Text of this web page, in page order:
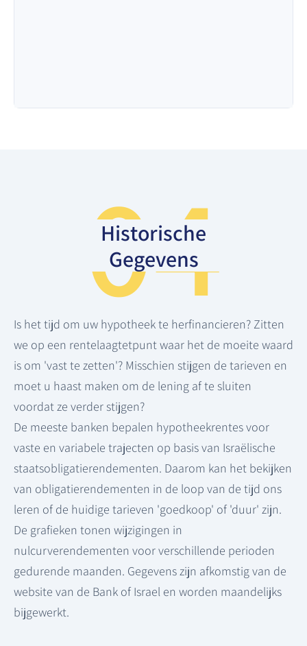
04
Historische
Gegevens
Is het tijd om uw hypotheek te herfinancieren? Zitten
we op een rentelaagtetpunt waar het de moeite waard
is om 'vast te zetten'? Misschien stijgen de tarieven en
moet u haast maken om de lening af te sluiten
voordat ze verder stijgen?
De meeste banken bepalen hypotheekrentes voor
vaste en variabele trajecten op basis van Israëlische
staatsobligatierendementen. Daarom kan het bekijken
van obligatierendementen in de loop van de tijd ons
leren of de huidige tarieven 'goedkoop' of 'duur' zijn.
De grafieken tonen wijzigingen in
nulcurverendementen voor verschillende perioden
gedurende maanden. Gegevens zijn afkomstig van de
website van de Bank of Israel en worden maandelijks
bijgewerkt.